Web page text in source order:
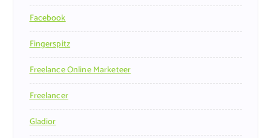
Facebook
Fingerspitz
Freelance Online Marketeer
Freelancer
Gladior